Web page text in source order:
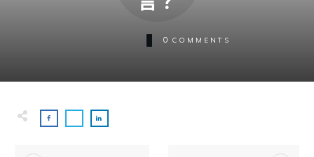
0 COMMENTS